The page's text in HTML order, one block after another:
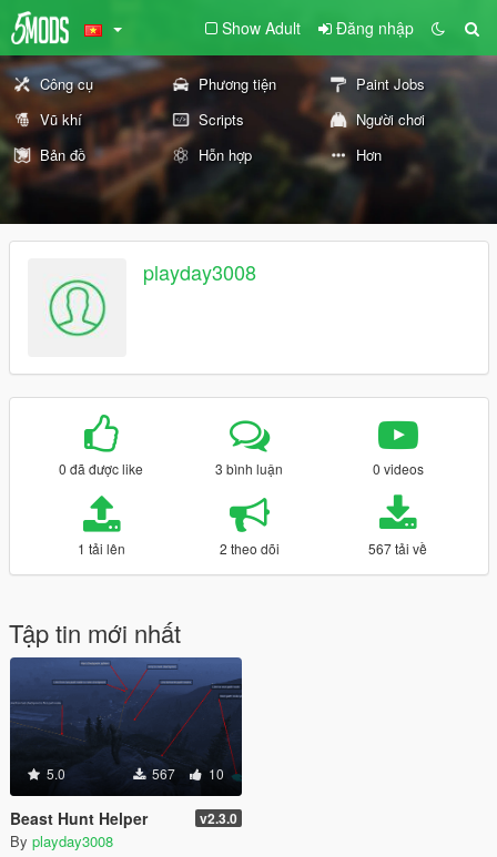
Show Adult Đăng nhập
Công cụ Phương tiện
Paint Jobs
Vũ khí
Scripts
Người chơi
Bản đồ
Hỗn hợp Hơn
playday3008
0 đã được like 3 bình luận 0 videos
1 tải lên 2 theo dõi 567 tải về
Tập tin mới nhất
5.0 567 10
Beast Hunt Helper v2.3.0
By playday3008